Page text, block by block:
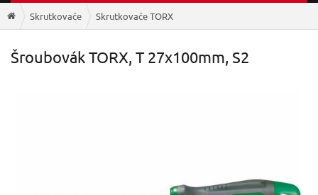
Skrutkovače Skrutkovače TORX
Šroubovák TORX, T 27x100mm, S2